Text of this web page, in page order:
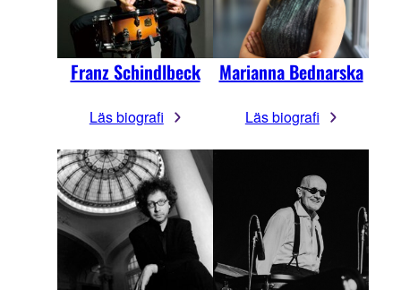
Franz Schindlbeck
Läs biografi
Marianna Bednarska
Läs biografi